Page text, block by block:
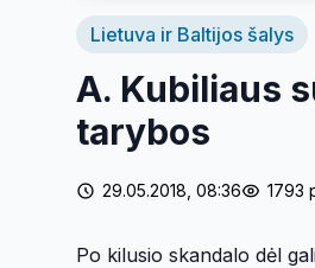
Lietuva ir Baltijos šalys
A. Kubiliaus
tarybos
29.05.2018, 08:36 1793
Po kilusio skandalo dėl